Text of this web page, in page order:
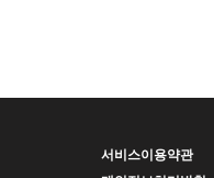
서비스이용약관